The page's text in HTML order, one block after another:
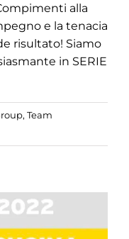
alla
e la tenacia
risultato! Siamo
in SERIE
, Team